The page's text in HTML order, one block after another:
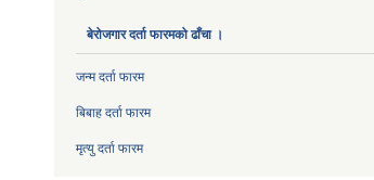
बेरोजगार दर्ता फारमको ढाँचा ।
जन्म दर्ता फारम
बिबाह दर्ता फारम
मृत्यु दर्ता फारम